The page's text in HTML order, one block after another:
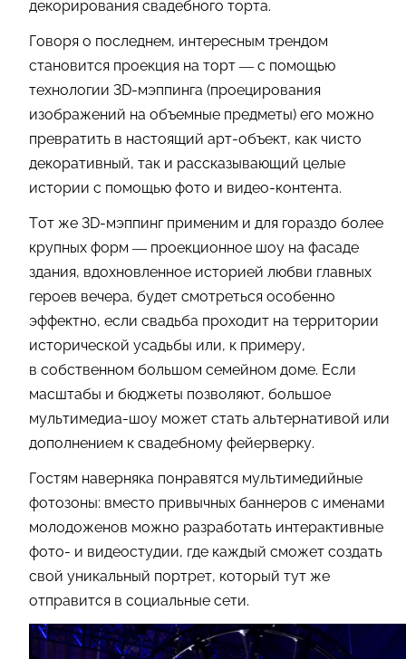
декорирования свадебного торта.
Говоря о последнем, интересным трендом
становится проекция на торт — с помощью
технологии 3D-мэппинга (проецирования
изображений на объемные предметы) его можно
превратить в настоящий арт-объект, как чисто
декоративный, так и рассказывающий целые
истории с помощью фото и видео-контента.
Тот же 3D-мэппинг применим и для гораздо более
крупных форм — проекционное шоу на фасаде
здания, вдохновленное историей любви главных
героев вечера, будет смотреться особенно
эффектно, если свадьба проходит на территории
исторической усадьбы или, к примеру,
в собственном большом семейном доме. Если
масштабы и бюджеты позволяют, большое
мультимедиа-шоу может стать альтернативой или
дополнением к свадебному фейерверку.
Гостям наверняка понравятся мультимедийные
фотозоны: вместо привычных баннеров с именами
молодоженов можно разработать интерактивные
фото- и видеостудии, где каждый сможет создать
свой уникальный портрет, который тут же
отправится в социальные сети.